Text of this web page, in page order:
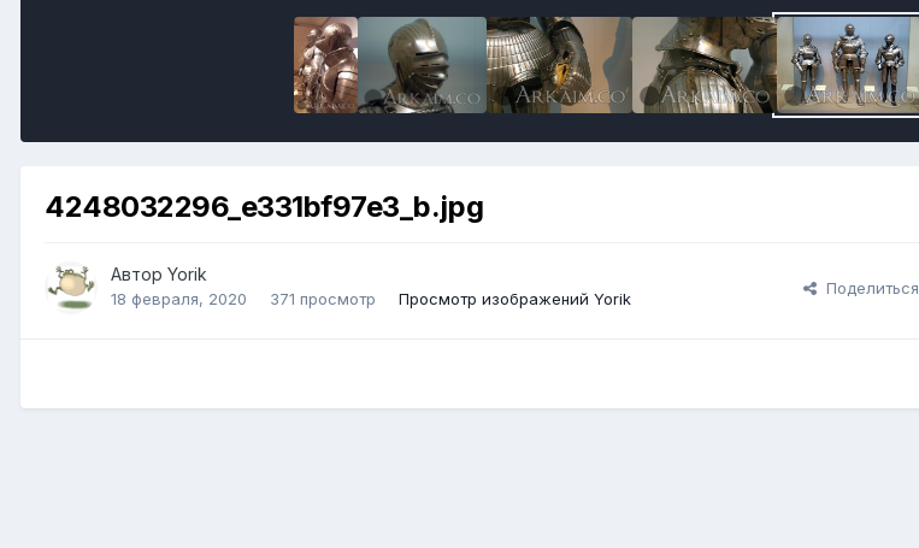
4248032296_e331bf97e3_b.jpg
Автор Yorik
18 февраля, 2020 371 просмотр Просмотр изображений Yorik
Поделиться